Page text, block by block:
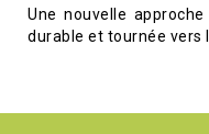
Une nouvelle
durable et tournée vers